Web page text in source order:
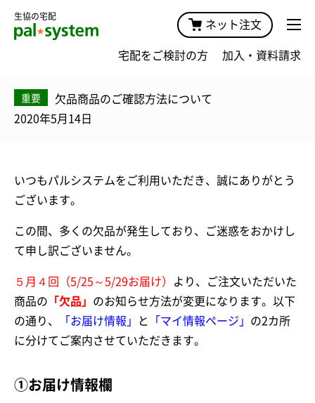
生協の宅配
ネット注文
宅配をご検討の方 加入・資料請求
重要
欠品商品のご確認方法について
2020年5月14日
いつもパルシステムをご利用いただき、誠にありがとう
ございます。
この間、多くの欠品が発生しており、ご迷惑をおかけし
て申し訳ございません。
５月４回（5/25～5/29お届け）
より、ご注文いただいた
商品の 「欠品」 のお知らせ方法が変更になります。以下
の通り、
「お届け情報」 と 「マイ情報ページ」 の2カ所
に分けてご案内させていただきます。
①お届け情報欄